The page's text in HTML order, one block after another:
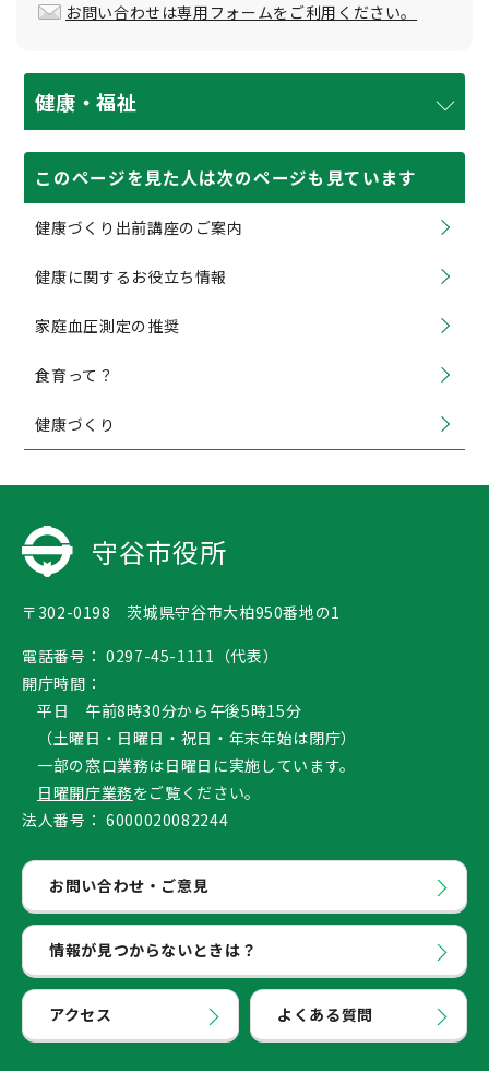
お問い合わせは専用フォームをご利用ください。
健康・福祉
このページを見た人は次のページも見ています
健康づくり出前講座のご案内
健康に関するお役立ち情報
家庭血圧測定の推奨
食育って？
健康づくり
守谷市役所
〒302-0198 茨城県守谷市大柏950番地の1
電話番号： 0297-45-1111（代表）
開庁時間：
平日 午前8時30分から午後5時15分
（土曜日・日曜日・祝日・年末年始は閉庁）
一部の窓口業務は日曜日に実施しています。
日曜開庁業務をご覧ください。
法人番号： 6000020082244
お問い合わせ・ご意見
情報が見つからないときは？
アクセス よくある質問